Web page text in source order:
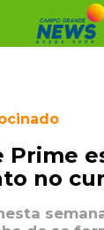
Prime
no